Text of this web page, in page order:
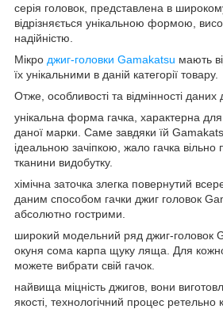
серія головок, представлена в
відрізняється унікальною формою,
надійністю.
Мікро джиг-головки Gamakatsu мають
їх унікальними в даній категорії товару.
Отже, особливості та відмінності даних
унікальна форма гачка, характерна для
даної марки. Саме завдяки їй
ідеальною зачіпкою, жало гачка вільно
тканини видобутку.
хімічна заточка злегка повернутий
даним способом гачки джиг головок
абсолютно гострими.
широкий модельний ряд джиг-головок
окуня сома карпа щуку ляща. Для
можете вибрати свій гачок.
найвища міцність джигов, вони
якості, технологічний процес ретельно